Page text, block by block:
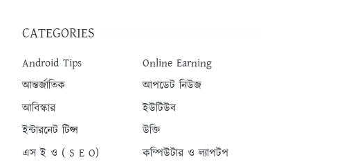
CATEGORIES
Android Tips
Online Earning
আন্তর্জাতিক
আপডেট নিউজ
আবিস্কার
ইউটিউব
ইন্টারনেট টিপ্স
উক্তি
এস ই ও ( S E O)
কম্পিউটার ও ল্যাপটপ